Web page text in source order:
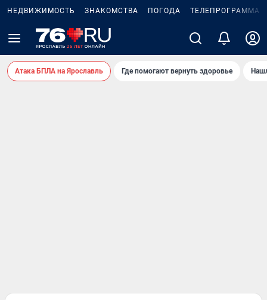
НЕДВИЖИМОСТЬ ЗНАКОМСТВА ПОГОДА ТЕЛЕПРОГРАММА
Атака БПЛА на Ярославль Где помогают вернуть здоровье